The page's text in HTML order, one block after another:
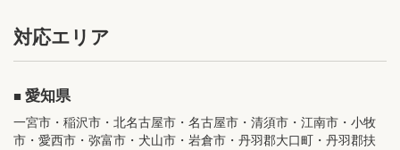
対応エリア
愛知県
一宮市・稲沢市・北名古屋市・名古屋市・清須市・江南市・小牧
市・愛西市・弥富市・犬山市・岩倉市・丹羽郡大口町・丹羽郡扶